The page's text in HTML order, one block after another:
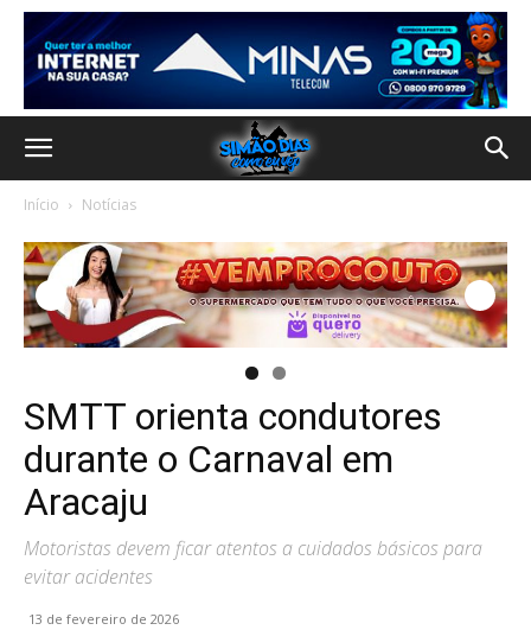
Início Notícias
SMTT orienta condutores
durante o Carnaval em
Aracaju
Motoristas devem ficar atentos a cuidados básicos para
evitar acidentes
13 de fevereiro de 2026